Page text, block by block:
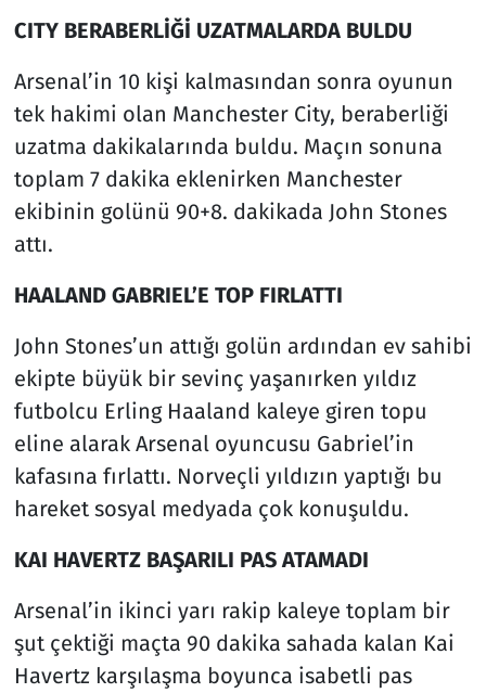
CITY BERABERLİĞİ UZATMALARDA BULDU
Arsenal’in 10 kişi kalmasından sonra oyunun
tek hakimi olan Manchester City, beraberliği
uzatma dakikalarında buldu. Maçın sonuna
toplam 7 dakika eklenirken Manchester
ekibinin golünü 90+8. dakikada John Stones
attı.
HAALAND GABRIEL’E TOP FIRLATTI
John Stones’un attığı golün ardından ev sahibi
ekipte büyük bir sevinç yaşanırken yıldız
futbolcu Erling Haaland kaleye giren topu
eline alarak Arsenal oyuncusu Gabriel’in
kafasına fırlattı. Norveçli yıldızın yaptığı bu
hareket sosyal medyada çok konuşuldu.
KAI HAVERTZ BAŞARILI PAS ATAMADI
Arsenal’in ikinci yarı rakip kaleye toplam bir
şut çektiği maçta 90 dakika sahada kalan Kai
Havertz karşılaşma boyunca isabetli pas